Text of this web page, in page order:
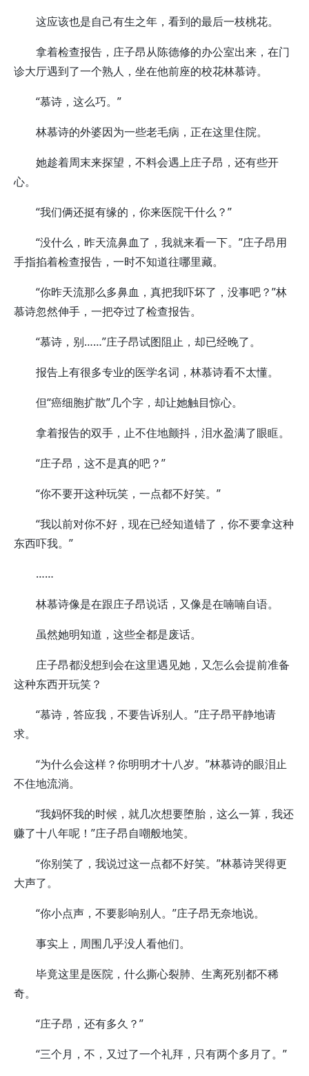
这应该也是自己有生之年，看到的最后一枝桃花。
拿着检查报告，庄子昂从陈德修的办公室出来，在门
诊大厅遇到了一个熟人，坐在他前座的校花林慕诗。
“慕诗，这么巧。”
林慕诗的外婆因为一些老毛病，正在这里住院。
她趁着周末来探望，不料会遇上庄子昂，还有些开
心。
“我们俩还挺有缘的，你来医院干什么？”
“没什么，昨天流鼻血了，我就来看一下。”庄子昂用
手指掐着检查报告，一时不知道往哪里藏。
“你昨天流那么多鼻血，真把我吓坏了，没事吧？”林
慕诗忽然伸手，一把夺过了检查报告。
“慕诗，别……”庄子昂试图阻止，却已经晚了。
报告上有很多专业的医学名词，林慕诗看不太懂。
但“癌细胞扩散”几个字，却让她触目惊心。
拿着报告的双手，止不住地颤抖，泪水盈满了眼眶。
“庄子昂，这不是真的吧？”
“你不要开这种玩笑，一点都不好笑。”
“我以前对你不好，现在已经知道错了，你不要拿这种
东西吓我。”
……
林慕诗像是在跟庄子昂说话，又像是在喃喃自语。
虽然她明知道，这些全都是废话。
庄子昂都没想到会在这里遇见她，又怎么会提前准备
这种东西开玩笑？
“慕诗，答应我，不要告诉别人。”庄子昂平静地请
求。
“为什么会这样？你明明才十八岁。”林慕诗的眼泪止
不住地流淌。
“我妈怀我的时候，就几次想要堕胎，这么一算，我还
赚了十八年呢！”庄子昂自嘲般地笑。
“你别笑了，我说过这一点都不好笑。”林慕诗哭得更
大声了。
“你小点声，不要影响别人。”庄子昂无奈地说。
事实上，周围几乎没人看他们。
毕竟这里是医院，什么撕心裂肺、生离死别都不稀
奇。
“庄子昂，还有多久？”
“三个月，不，又过了一个礼拜，只有两个多月了。”